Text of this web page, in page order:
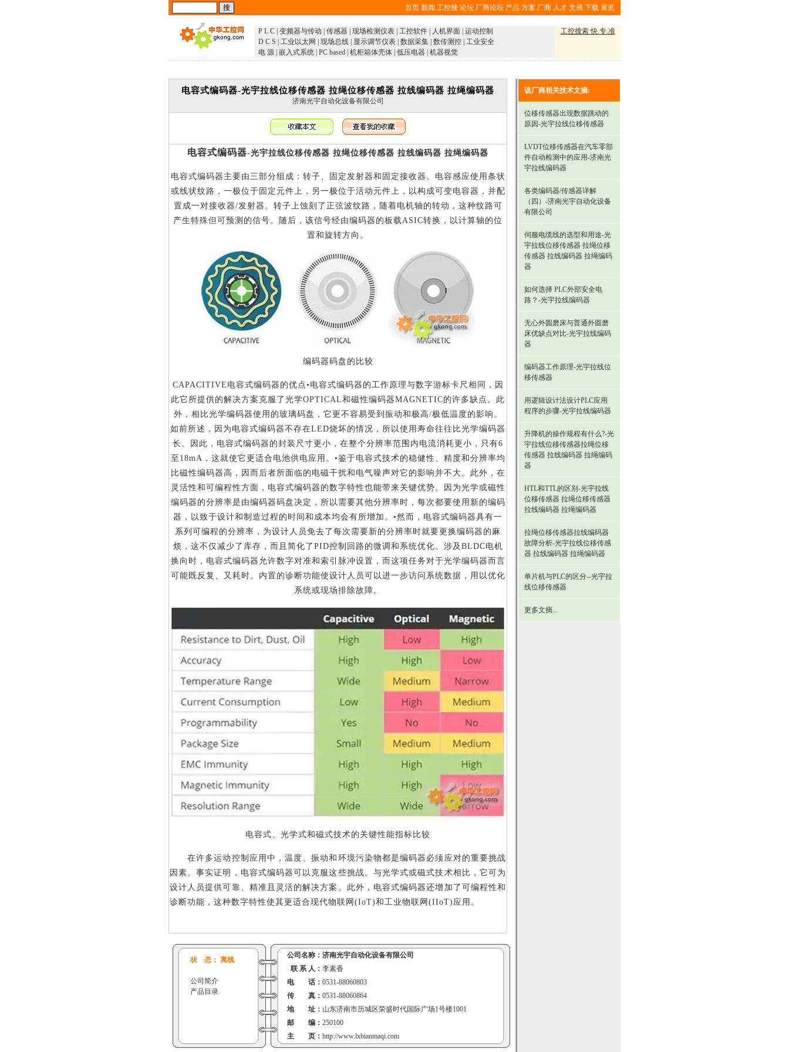
首页 新闻 工控搜 论坛 厂商论坛 产品 方案 厂商 人才 文摘 下载 展览
P L C 变频器与传动 传感器 现场检测仪表 工控软件 人机界面 运动控制
D C S
工业以太网 现场总线 显示调节仪表 数据采集 数传测控 工业安全
电 源 嵌入式系统 PC based 机柜箱体壳体 低压电器 机器视觉
工控搜索 快.专.准
电容式编码器-光宇拉线位移传感器 拉绳位移传感器 拉线编码器 拉绳编码器
济南光宇自动化设备有限公司
电容式编码器-光宇拉线位移传感器 拉绳位移传感器 拉线编码器 拉绳编码器
电容式编码器主要由三部分组成：转子、固定发射器和固定接收器。电容感应使用条状
或线状纹路，一极位于固定元件上，另一极位于活动元件上，以构成可变电容器，并配
置成一对接收器/发射器。转子上蚀刻了正弦波纹路，随着电机轴的转动，这种纹路可
产生特殊但可预测的信号。随后，该信号经由编码器的板载ASIC转换，以计算轴的位
置和旋转方向。
编码器码盘的比较
CAPACITIVE 电容式编码器的优点•电容式编码器的工作原理与数字游标卡尺相同，因
此它所提供的解决方案克服了光学OPTICAL和磁性编码器MAGNETIC的许多缺点。此
外，相比光学编码器使用的玻璃码盘，它更不容易受到振动和极高/极低温度的影响。
如前所述，因为电容式编码器不存在LED烧坏的情况，所以使用寿命往往比光学编码器
长。因此，电容式编码器的封装尺寸更小，在整个分辨率范围内电流消耗更小，只有6
至18mA，这就使它更适合电池供电应用。•鉴于电容式技术的稳健性、精度和分辨率均
比磁性编码器高，因而后者所面临的电磁干扰和电气噪声对它的影响并不大。此外，在
灵活性和可编程性方面，电容式编码器的数字特性也能带来关键优势。因为光学或磁性
编码器的分辨率是由编码器码盘决定，所以需要其他分辨率时，每次都要使用新的编码
器，以致于设计和制造过程的时间和成本均会有所增加。•然而，电容式编码器具有一
系列可编程的分辨率，为设计人员免去了每次需要新的分辨率时就要更换编码器的麻
烦，这不仅减少了库存，而且简化了PID控制回路的微调和系统优化。涉及BLDC电机
换向时，电容式编码器允许数字对准和索引脉冲设置，而这项任务对于光学编码器而言
可能既反复、又耗时。内置的诊断功能使设计人员可以进一步访问系统数据，用以优化
系统或现场排除故障。
电容式、光学式和磁式技术的关键性能指标比较
在许多运动控制应用中，温度、振动和环境污染物都是编码器必须应对的重要挑战
因素。事实证明，电容式编码器可以克服这些挑战。与光学式或磁式技术相比，它可为
设计人员提供可靠、精准且灵活的解决方案。此外，电容式编码器还增加了可编程性和
诊断功能，这种数字特性使其更适合现代物联网(IoT)和工业物联网(IIoT)应用。
状 态： 离线
公司简介
产品目录
公司名称： 济南光宇自动化设备有限公司
联 系 人： 李素香
电 话： 0531-88060803
传 真： 0531-88060864
地 址： 山东济南市历城区荣盛时代国际广场1号楼1001
邮 编： 250100
主 页： http://www.lxbianmaqi.com
该厂商相关技术文摘:
位移传感器出现数据跳动的
原因-光宇拉线位移传感器
LVDT位移传感器在汽车零部
件自动检测中的应用-济南光
宇拉线编码器
各类编码器/传感器详解
（四）-济南光宇自动化设备
有限公司
伺服电缆线的选型和用途-光
宇拉线位移传感器 拉绳位移
传感器 拉线编码器 拉绳编码
器
如何选择 PLC外部安全电
路？-光宇拉线编码器
无心外圆磨床与普通外圆磨
床优缺点对比-光宇拉线编码
器
编码器工作原理-光宇拉线位
移传感器
用逻辑设计法设计PLC应用
程序的步骤-光宇拉线编码器
升降机的操作规程有什么?-光
宇拉线位移传感器拉绳位移
传感器 拉线编码器 拉绳编码
器
HTL和TTL的区别-光宇拉线
位移传感器 拉绳位移传感器
拉线编码器 拉绳编码器
拉绳位移传感器拉线编码器
故障分析-光宇拉线位移传感
器 拉线编码器 拉绳编码器
单片机与PLC的区分--光宇拉
线位移传感器
更多文摘...